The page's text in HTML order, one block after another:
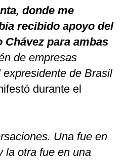
donde me
recibido apoyo del
Chávez para ambas
de empresas
de Brasil
durante el
Una fue en
la otra fue en una